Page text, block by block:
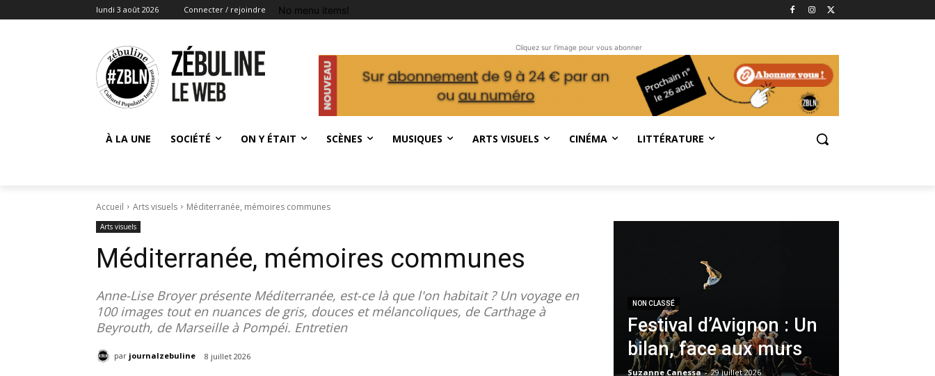
lundi 3 août 2026 Connecter / rejoindre No menu items!
Cliquez sur l'image pour vous abonner
À LA UNE SOCIÉTÉ ON Y ÉTAIT SCÈNES MUSIQUES ARTS VISUELS CINÉMA LITTÉRATURE
Accueil Arts visuels Méditerranée, mémoires communes
Arts visuels
Méditerranée, mémoires communes
Anne-Lise Broyer présente Méditerranée, est-ce là que l'on habitait ? Un voyage en
100 images tout en nuances de gris, douces et mélancoliques, de Carthage à
Beyrouth, de Marseille à Pompéi. Entretien
par journalzebuline 8 juillet 2026
NON CLASSÉ
Festival d’Avignon : Un
bilan, face aux murs
Suzanne Canessa - 29 juillet 2026